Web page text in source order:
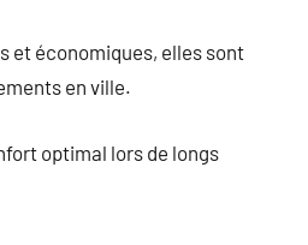
et économiques, elles sont
en ville.
optimal lors de longs